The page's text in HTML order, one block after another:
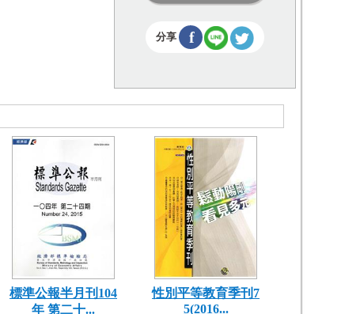
分享 f
標準公報半月刊104
年 第二十...
性別平等教育季刊7
5(2016...